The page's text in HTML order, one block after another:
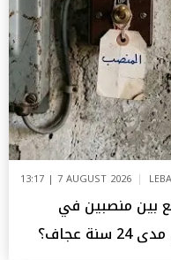
13:17 | 7 AUGUST 2026
بين منصبين في
عجاف؟